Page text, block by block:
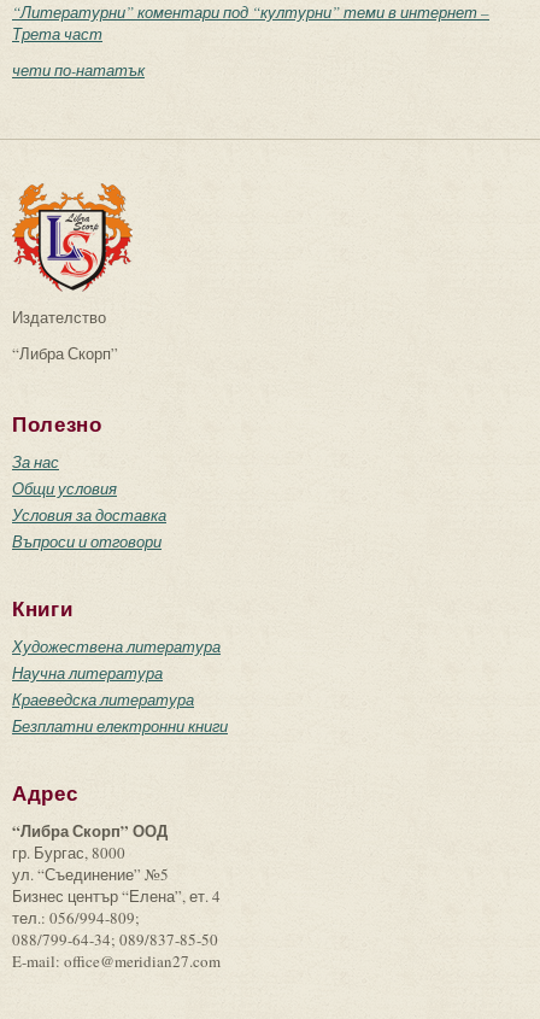
“Литературни” коментари под “културни” теми в интернет –
Трета част
чети по-нататък
Издателство
“Либра Скорп”
Полезно
За нас
Общи условия
Условия за доставка
Въпроси и отговори
Книги
Художествена литература
Научна литература
Краеведска литература
Безплатни електронни книги
Адрес
“Либра Скорп” ООД
гр. Бургас, 8000
ул. “Съединение” №5
Бизнес център “Елена”, ет. 4
тел.: 056/994-809;
088/799-64-34; 089/837-85-50
E-mail: office@meridian27.com